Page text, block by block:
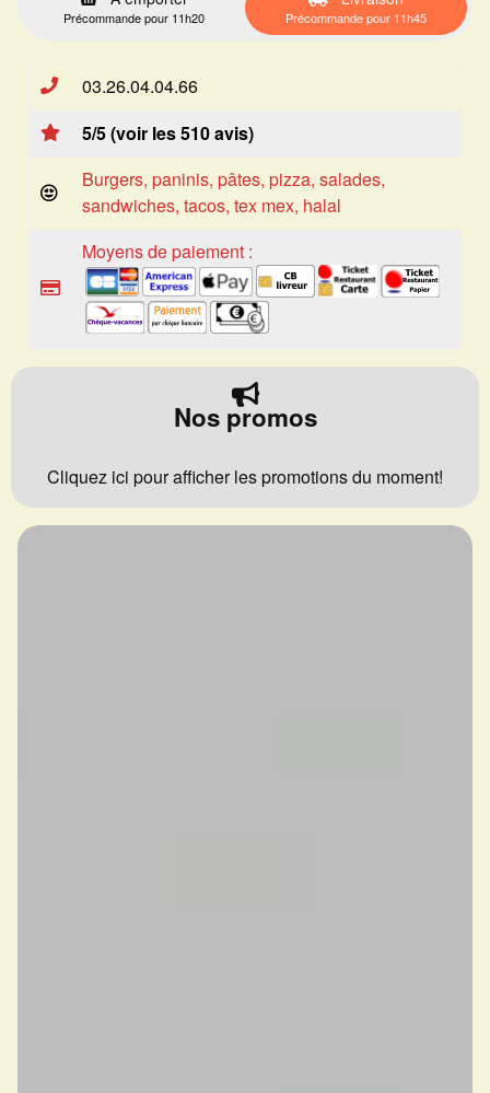
Précommande pour 11h20 Précommande pour 11h45
03.26.04.04.66
5/5 (voir les 510 avis)
Burgers, paninis, pâtes, pizza, salades,
sandwiches, tacos, tex mex, halal
Moyens de paiement :
Nos promos
Cliquez ici pour afficher les promotions du moment!